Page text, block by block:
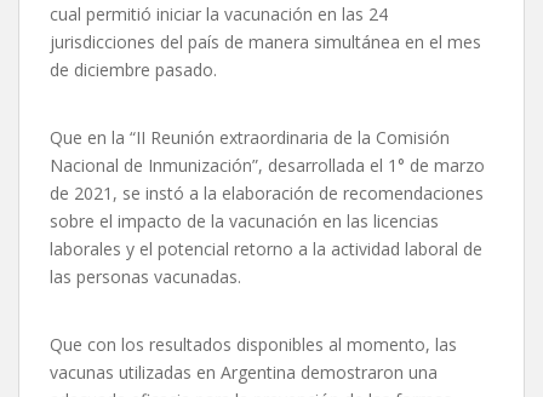
cual permitió iniciar la vacunación en las 24
jurisdicciones del país de manera simultánea en el mes
de diciembre pasado.
Que en la “II Reunión extraordinaria de la Comisión
Nacional de Inmunización”, desarrollada el 1° de marzo
de 2021, se instó a la elaboración de recomendaciones
sobre el impacto de la vacunación en las licencias
laborales y el potencial retorno a la actividad laboral de
las personas vacunadas.
Que con los resultados disponibles al momento, las
vacunas utilizadas en Argentina demostraron una